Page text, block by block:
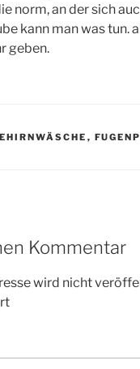
norm, an der sich
kann man was tun.
geben.
,
Kommentar
wird nicht